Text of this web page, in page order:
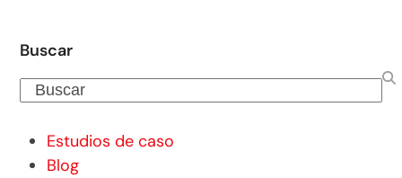
Buscar
Buscar
Estudios de caso
Blog